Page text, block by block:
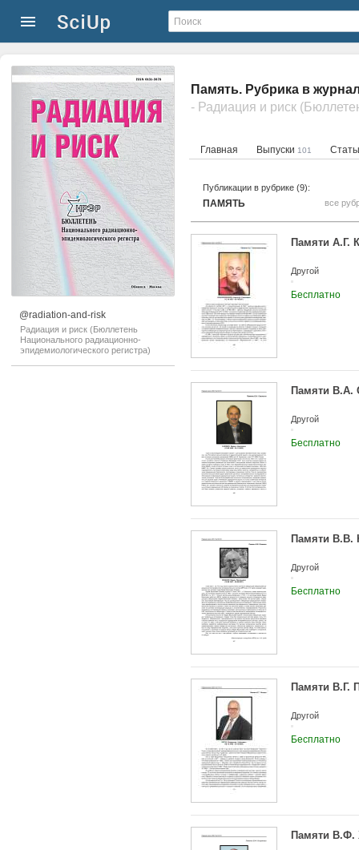
@radiation-and-risk
Радиация и риск (Бюллетень
Национального радиационно-
эпидемиологического регистра)
Память. Рубрика в
Главная Выпуски 101
Публикации в рубрике (9):
ПАМЯТЬ все
Памяти А.Г.
Другой
Бесплатно
Памяти В.А.
Другой
Бесплатно
Памяти В.В.
Другой
Бесплатно
Памяти В.Г.
Другой
Бесплатно
Памяти В.Ф.